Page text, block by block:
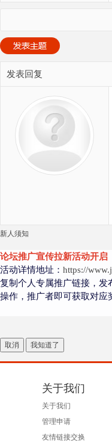
发表回复
新人须知
论坛推广宣传拉新活动开启
活动详情地址： https://
复制个人专属推广链接，发
操作，推广者即可获取对应
取消 我知道了
关于我们
关于我们
管理申请
友情链接交换